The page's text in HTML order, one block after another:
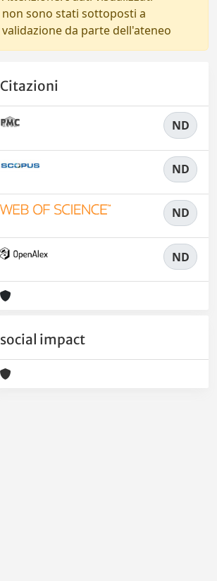
non sono stati sottoposti a
validazione da parte dell'ateneo
Citazioni
ND
ND
ND
ND
social impact